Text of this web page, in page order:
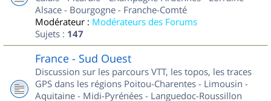
Alsace - Bourgogne - Franche-Comté
Modérateur : Modérateurs des Forums
Sujets : 147
France - Sud Ouest
Discussion sur les parcours VTT, les topos, les traces
GPS dans les régions Poitou-Charentes - Limousin -
Aquitaine - Midi-Pyrénées - Languedoc-Roussillon